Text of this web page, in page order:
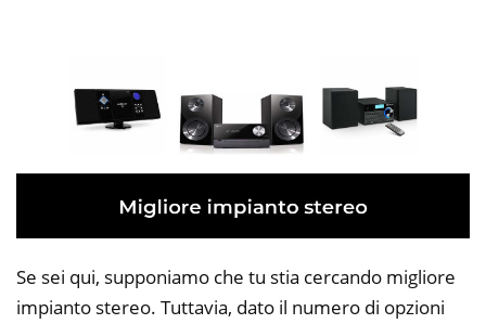
Se sei qui, supponiamo che tu stia cercando migliore
impianto stereo. Tuttavia, dato il numero di opzioni